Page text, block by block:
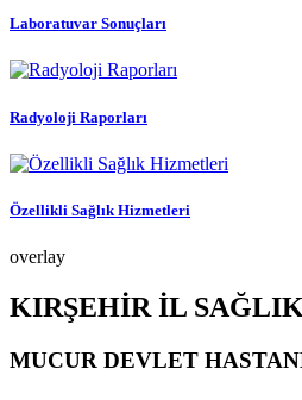
Laboratuvar Sonuçları
Radyoloji Raporları
Özellikli Sağlık Hizmetleri
overlay
KIRŞEHİR İL
MUCUR DEVLET